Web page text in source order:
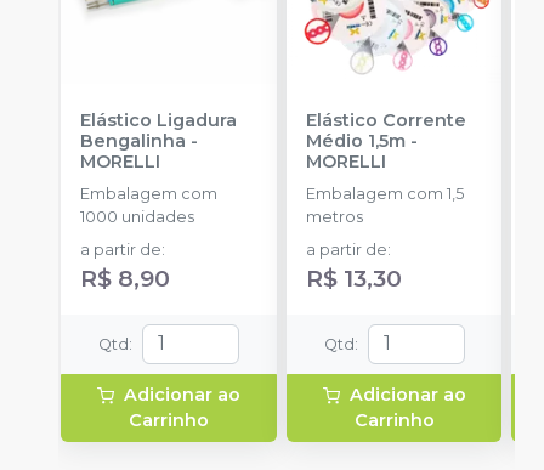
Elástico Ligadura
Bengalinha -
MORELLI
Embalagem com
1000 unidades
a partir de:
R$ 8,90
Qtd :
Adicionar ao
Carrinho
Elástico Corrente
Médio 1,5m-
MORELLI
Embalagem com 1,5
metros
a partir de:
R$ 13,30
Qtd :
Adicionar ao
Carrinho